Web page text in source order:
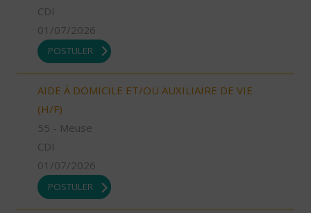
CDI
01/07/2026
POSTULER
AIDE À DOMICILE ET/OU AUXILIAIRE DE VIE
(H/F)
55 - Meuse
CDI
01/07/2026
POSTULER